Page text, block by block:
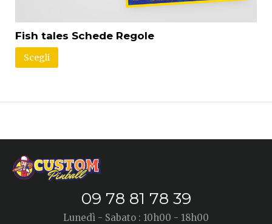
Fish tales Schede Regole
Scegli
09 78 81 78 39
Lunedì - Sabato : 10h00 - 18h00